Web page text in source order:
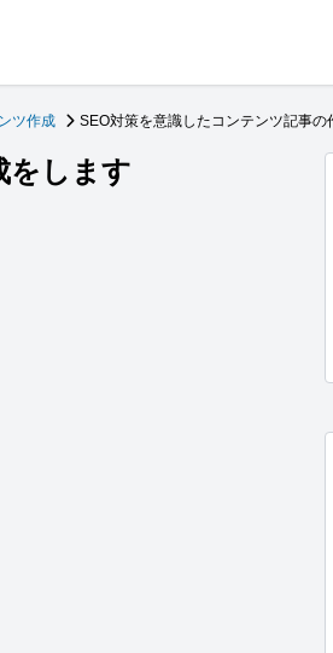
ツ作成 SEO対策を意識したコンテンツ記事の
をします